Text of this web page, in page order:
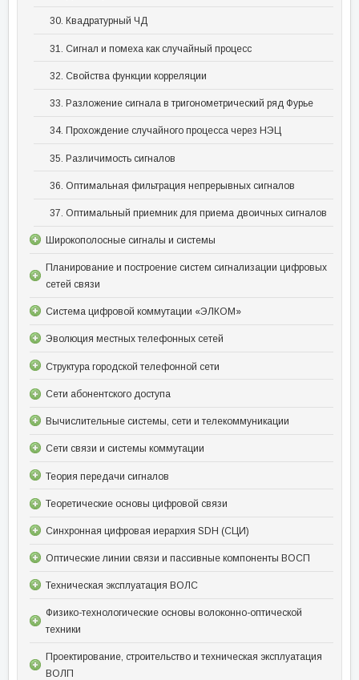
30. Квадратурный ЧД
31. Сигнал и помеха как случайный процесс
32. Свойства функции корреляции
33. Разложение сигнала в тригонометрический ряд Фурье
34. Прохождение случайного процесса через НЭЦ
35. Различимость сигналов
36. Оптимальная фильтрация непрерывных сигналов
37. Оптимальный приемник для приема двоичных сигналов
Широкополосные сигналы и системы
Планирование и построение систем сигнализации цифровых
сетей связи
Система цифровой коммутации «ЭЛКОМ»
Эволюция местных телефонных сетей
Структура городской телефонной сети
Сети абонентского доступа
Вычислительные системы, сети и телекоммуникации
Сети связи и системы коммутации
Теория передачи сигналов
Теоретические основы цифровой связи
Синхронная цифровая иерархия SDH (СЦИ)
Оптические линии связи и пассивные компоненты ВОСП
Техническая эксплуатация ВОЛС
Физико-технологические основы волоконно-оптической
техники
Проектирование, строительство и техническая эксплуатация
ВОЛП